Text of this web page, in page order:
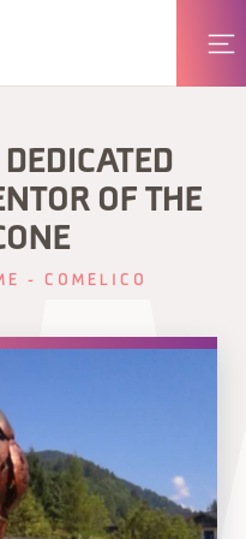
OF THE
- COMELICO